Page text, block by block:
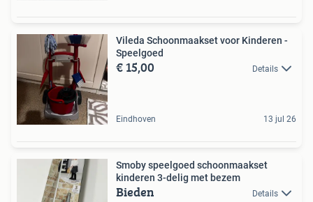
Vileda Schoonmaakset voor Kinderen -
Speelgoed
€ 15,00 Details
Eindhoven 13 jul 26
Smoby speelgoed schoonmaakset
kinderen 3-delig met bezem
Bieden Details